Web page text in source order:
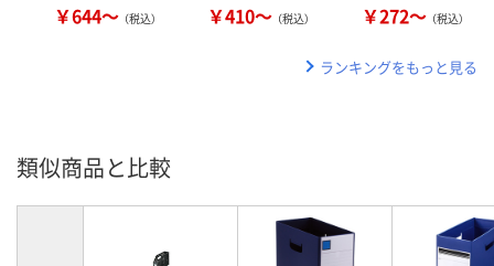
￥644～ （税込） ￥410～ （税込） ￥272～ （税込）
ランキングをもっと見る
類似商品と比較